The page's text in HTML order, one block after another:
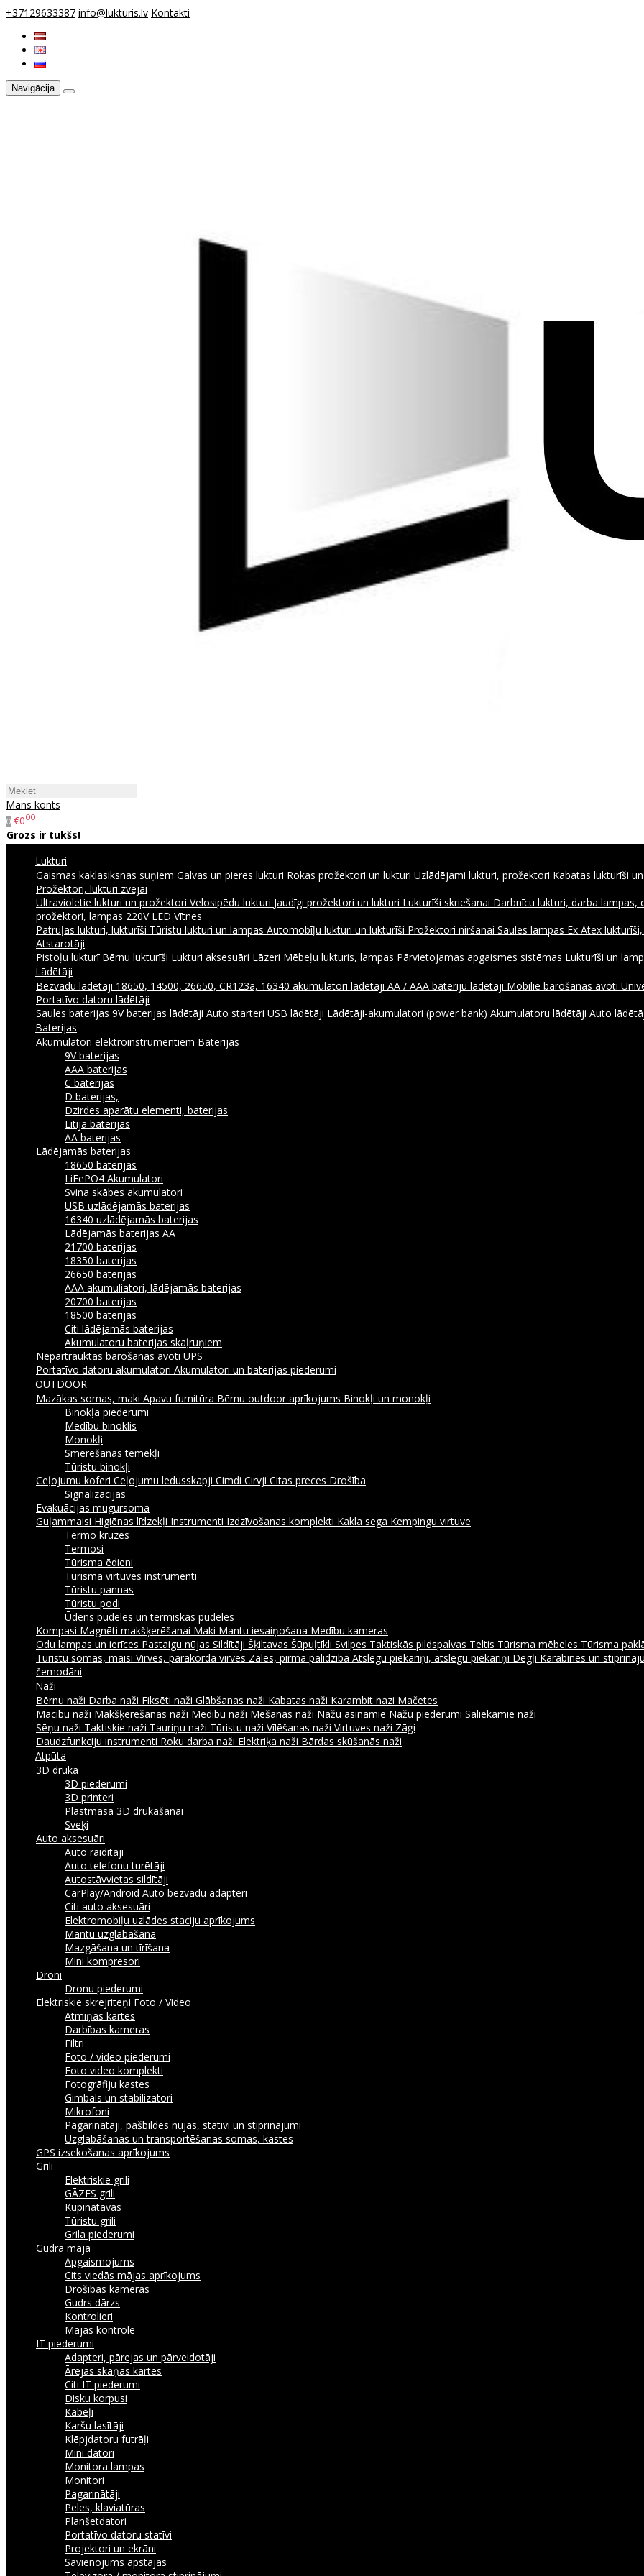
+37129633387 info@lukturis.lv Kontakti
Navigācija
Mans konts
0 €000
Grozs ir tukšs!
Lukturi
Gaismas kaklasiksnas suņiem Galvas un pieres lukturi Rokas prožektori un lukturi Uzlādējami lukturi, prožektori Kabatas lukturīši
Prožektori, lukturi zvejai
Ultravioletie lukturi un prožektori Velosipēdu lukturi Jaudīgi prožektori un lukturi Lukturīši skriešanai Darbnīcu lukturi, darba lampas,
prožektori, lampas 220V LED Vītnes
Patruļas lukturi, lukturīši Tūristu lukturi un lampas Automobīļu lukturi un lukturīši Prožektori niršanai Saules lampas Ex Atex
Atstarotāji
Pistoļu lukturī Bērnu lukturīši Lukturi aksesuāri Lāzeri Mēbeļu lukturis, lampas Pārvietojamas apgaismes sistēmas Lukturīši un
Lādētāji
Bezvadu lādētāji 18650, 14500, 26650, CR123a, 16340 akumulatori lādētāji AA / AAA bateriju lādētāji Mobilie barošanas avoti
Portatīvo datoru lādētāji
Saules baterijas 9V baterijas lādētāji Auto starteri USB lādētāji Lādētāji-akumulatori (power bank) Akumulatoru lādētāji Auto
Baterijas
Akumulatori elektroinstrumentiem Baterijas
9V baterijas
AAA baterijas
C baterijas
D baterijas,
Dzirdes aparātu elementi, baterijas
Litija baterijas
AA baterijas
Lādējamās baterijas
18650 baterijas
LiFePO4 Akumulatori
Svina skābes akumulatori
USB uzlādējamās baterijas
16340 uzlādējamās baterijas
Lādējamās baterijas AA
21700 baterijas
18350 baterijas
26650 baterijas
AAA akumuliatori, lādējamās baterijas
20700 baterijas
18500 baterijas
Citi lādējamās baterijas
Akumulatoru baterijas skaļruņiem
Nepārtrauktās barošanas avoti UPS
Portatīvo datoru akumulatori Akumulatori un baterijas piederumi
OUTDOOR
Mazākas somas, maki Apavu furnitūra Bērnu outdoor aprīkojums Binokļi un monokļi
Binokļa piederumi
Medību binoklis
Monokļi
Smērēšanas tēmekļi
Tūristu binokļi
Ceļojumu koferi Ceļojumu ledusskapji Cimdi Cirvji Citas preces Drošība
Signalizācijas
Evakuācijas mugursoma
Guļammaisi Higiēnas līdzekļi Instrumenti Izdzīvošanas komplekti Kakla sega Kempingu virtuve
Termo krūzes
Termosi
Tūrisma ēdieni
Tūrisma virtuves instrumenti
Tūristu pannas
Tūristu podi
Ūdens pudeles un termiskās pudeles
Kompasi Magnēti makšķerēšanai Maki Mantu iesaiņošana Medību kameras
Odu lampas un ierīces Pastaigu nūjas Sildītāji Šķiltavas Šūpuļtīkli Svilpes Taktiskās pildspalvas Teltis Tūrisma mēbeles Tūrisma
Tūristu somas, maisi Virves, parakorda virves Zāles, pirmā palīdzība Atslēgu piekariņi, atslēgu piekariņi Degļi Karabīnes un
čemodāni
Naži
Bērnu naži Darba naži Fiksēti naži Glābšanas naži Kabatas naži Karambit nazi Mačetes
Mācību naži Makšķerēšanas naži Medību naži Mešanas naži Nažu asināmie Nažu piederumi Saliekamie naži
Sēņu naži Taktiskie naži Tauriņu naži Tūristu naži Vīlēšanas naži Virtuves naži Zāģi
Daudzfunkciju instrumenti Roku darba naži Elektriķa naži Bārdas skūšanās naži
Atpūta
3D druka
3D piederumi
3D printeri
Plastmasa 3D drukāšanai
Sveķi
Auto aksesuāri
Auto raidītāji
Auto telefonu turētāji
Autostāvvietas sildītāji
CarPlay/Android Auto bezvadu adapteri
Citi auto aksesuāri
Elektromobiļu uzlādes staciju aprīkojums
Mantu uzglabāšana
Mazgāšana un tīrīšana
Mini kompresori
Droni
Dronu piederumi
Elektriskie skrejriteņi Foto / Video
Atmiņas kartes
Darbības kameras
Filtri
Foto / video piederumi
Foto video komplekti
Fotogrāfiju kastes
Gimbals un stabilizatori
Mikrofoni
Pagarinātāji, pašbildes nūjas, statīvi un stiprinājumi
Uzglabāšanas un transportēšanas somas, kastes
GPS izsekošanas aprīkojums
Grili
Elektriskie grili
GĀZES grili
Kūpinātavas
Tūristu grili
Grila piederumi
Gudra māja
Apgaismojums
Cits viedās mājas aprīkojums
Drošības kameras
Gudrs dārzs
Kontrolieri
Mājas kontrole
IT piederumi
Adapteri, pārejas un pārveidotāji
Ārējās skaņas kartes
Citi IT piederumi
Disku korpusi
Kabeļi
Karšu lasītāji
Klēpjdatoru futrāļi
Mini datori
Monitora lampas
Monitori
Pagarinātāji
Peles, klaviatūras
Planšetdatori
Portatīvo datoru statīvi
Projektori un ekrāni
Savienojums apstājas